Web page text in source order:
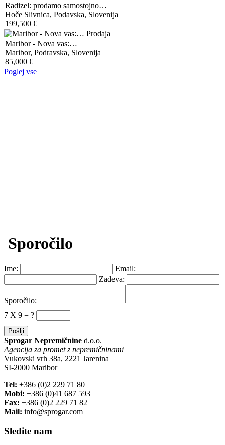
Radizel: prodamo samostojno…
Hoče Slivnica, Podavska, Slovenija
199,500 €
Prodaja
Maribor - Nova vas:…
Maribor, Podravska, Slovenija
85,000 €
Poglej vse
Sporočilo
Ime:
Email:
Zadeva:
Sporočilo:
7 X 9 = ?
Sprogar Nepremičnine d.o.o.
Agencija za promet z nepremičninami
Vukovski vrh 38a, 2221 Jarenina
SI-2000 Maribor
Tel: +386 (0)2 229 71 80
Mobi: +386 (0)41 687 593
Fax: +386 (0)2 229 71 82
Mail: info@sprogar.com
Sledite nam